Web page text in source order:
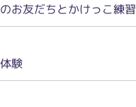
お友だちとかけっこ練習
験